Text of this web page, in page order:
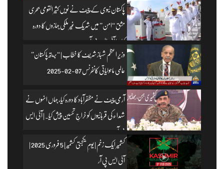
پاکستان نیوی کے چیف نے نویں کثیر القومی بحری
مشق “امن” میں شریک غیر ملکی جہازوں کا دورہ
کیا۔ | آئی ایس پی آر
وزیرِ اعظم شہباز شریف کا خطاب | “بریتھ پاکستان”
عالمی ماحولیاتی کانفرنس 07-02-2025
آرمی چیف نے مظفرآباد کا دورہ کیا، جہاں انہوں نے
شہداء کی قربانیوں کو خراجِ تحسین پیش کیا۔ | آئی ایس
پی آر
کشمیر ایک زخم | یومِ یکجہتی کشمیر | 5 فروری 2025 |
آئی ایس پی آر